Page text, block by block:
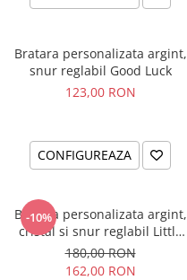
Bratara personalizata argint,
snur reglabil Good Luck
123,00 RON
CONFIGUREAZA
-10%
Bratara personalizata argint,
cristal si snur reglabil Little
Ballerina
180,00 RON
162,00 RON